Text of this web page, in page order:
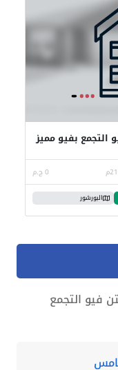
التجمع بفيو مميز
0 ج.م
البورشور
فيو التجمع